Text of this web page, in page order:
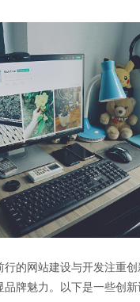
行的网站建设与开发注重
牌魅力。以下是一些创新